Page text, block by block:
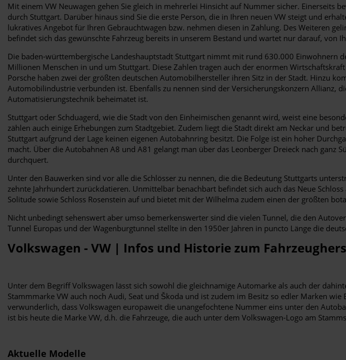
Mit einem VW Neuwagen gehen Sie gleich in mehrerlei Hinsicht auf Nummer sicher. Einerseits
durch Stuttgart. Darüber hinaus sind Sie die erste Person, die in Ihren neuen VW steigt und
lukratives Angebot für Ihren Gebrauchtwagen bzw. nehmen diesen in Zahlung. Des Weiteren
befindet sich das gewünschte Fahrzeug bereits in unserem Bestand und wartet nur darauf, von
Die baden-württembergische Landeshauptstadt Stuttgart nimmt mit rund 630.000 Einwohnern
Millionen Menschen in und um Stuttgart. Diese Zahlen tragen auch der enormen
Porsche haben zwei der größten deutschen Automobilhersteller ihren Sitz in der Stadt. Hinzu
Automobilindustrie verbunden ist. Ebenfalls zu nennen sind der Versicherungskonzern Allianz,
Automatisierungstechnik beheimatet ist.
Stuttgart oder Schduagerd, wie die Stadt von den Einheimischen genannt wird, weist eine
zählen auch einige Erhebungen zum Stadtgebiet. Zudem liegt die Stadt direkt am Neckar und
Stuttgart aufgrund der Lage keinen eigenen Autobahnring besitzt. Die Folge ist ein hoher
macht. Über die Autobahnen A8 und A81 gelangt man über das Leonberger Dreieck nach
durchquert.
Unter den Bauwerken sind vor alle die Schlösser zu nennen, die die Bedeutung Stuttgarts
zehnte Jahrhundert zurückdatieren. Unmittelbar benachbart befindet sich auch das Neue
Solitude sowie Schloss Rosenstein auf und bietet mit der Wilhelma zudem einen der größten
Nicht unbedingt sehenswert aber umso bemerkenswerter sind die vielen Tunnel, die den
Tunnel Europas und der Wagenburgtunnel stellte in den 1950er Jahren in puncto Länge die
Volkswagen - VW | Infos und Historie zum
Unter dem Begriff Volkswagen lässt sich sowohl die gleichnamige Automarke als auch der
Stammmarke VW auch noch Audi, Seat und Škoda und ist zudem im Besitz so edler Marken
verwunderlich, dass Volkswagen europaweit die unangefochtene Nummer eins unter den
ist bis heute die Marke VW, d.h. die Fahrzeuge, die auch unter dem Volkswagen-Logo am
Aktuelle Modelle